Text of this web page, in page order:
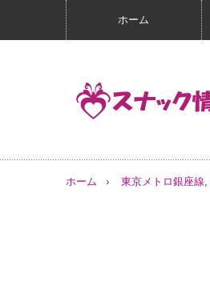
ホーム
ホーム 東京メトロ銀座線,